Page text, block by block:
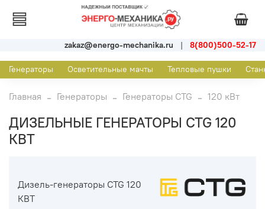
zakaz@energo-mechanika.ru | 8(800)500-52-17
Генераторы Осветительные мачты Тепловые пушки
Главная Генераторы Генераторы CTG 120 кВт
ДИЗЕЛЬНЫЕ ГЕНЕРАТОРЫ CTG 120
КВТ
Дизель-генераторы CTG 120
КВТ